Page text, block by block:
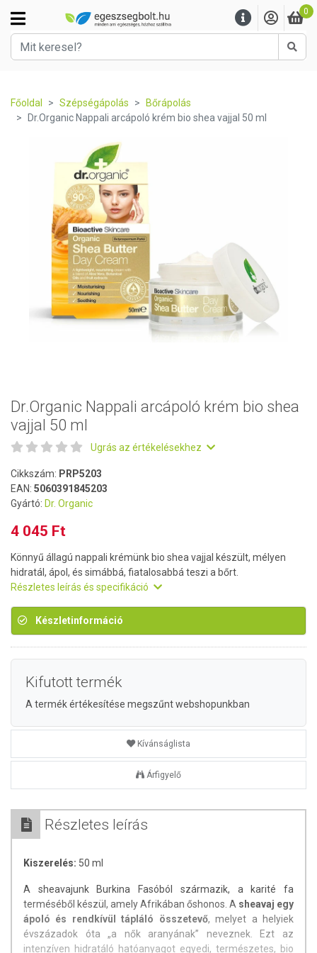
0
Főoldal Szépségápolás
Bőrápolás
Dr.Organic Nappali arcápoló krém bio shea vajjal 50 ml
Dr.Organic Nappali arcápoló krém bio shea
vajjal 50 ml
Ugrás az értékelésekhez
Cikkszám: PRP5203
EAN: 5060391845203
Gyártó: Dr. Organic
4 045 Ft
Könnyű állagú nappali krémünk bio shea vajjal készült, mélyen
hidratál, ápol, és simábbá, fiatalosabbá teszi a bőrt.
Részletes leírás és specifikáció
Készletinformáció
Kifutott termék
A termék értékesítése megszűnt webshopunkban
Kívánságlista
Árfigyelő
Részletes leírás
Kiszerelés: 50 ml
A sheavajunk Burkina Fasóból származik, a karité fa
terméséből készül, amely Afrikában őshonos. A sheavaj egy
ápoló és rendkívül tápláló összetevő, melyet a helyiek
évszázadok óta „a nők aranyának” neveznek. Ezt az
intenzíven hidratáló hatóanyagot egyedi, természetes, bio